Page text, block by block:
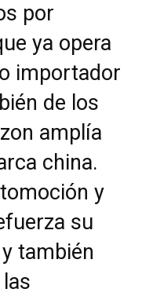
por
ya opera
importador
de los
amplía
china.
y
su
también